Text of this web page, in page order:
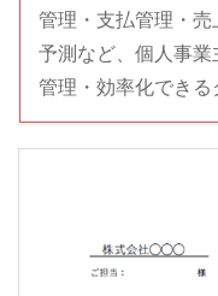
管理・支払管理・
予測など、個人事
管理・効率化できる